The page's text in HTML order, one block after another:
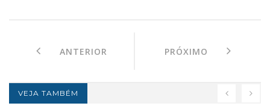
ANTERIOR PRÓXIMO
VEJA TAMBÉM